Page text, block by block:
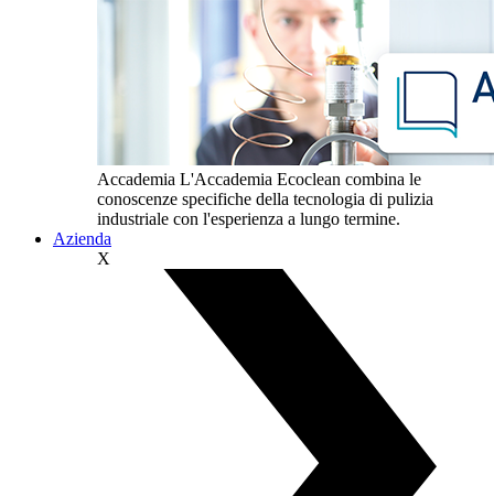
Accademia L'Accademia Ecoclean combina le
conoscenze specifiche della tecnologia di pulizia
industriale con l'esperienza a lungo termine.
Azienda
X